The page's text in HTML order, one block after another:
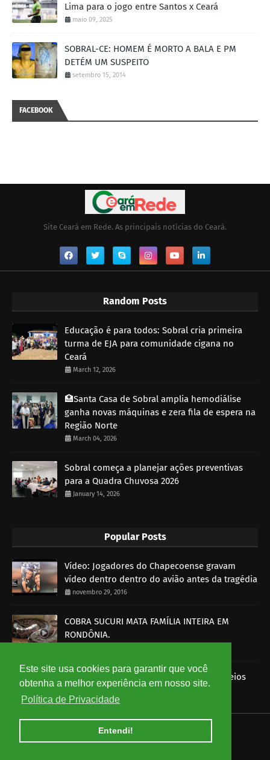
Este site usa cookies para garantir que você
obtenha a melhor experiência em nosso site.
Política de Privacidade
Entendi!
Lima para o jogo entre Santos x Ceará
maio 09, 2025
SOBRAL-CE: HOMEM É MORTO A BALA E PM
DETÉM UM SUSPEITO
setembro 15, 2014
FACEBOOK
Site Ceará em Rede. As principais notícias do Ceará.
Random Posts
Educação é para todos: Sobral cria primeira
turma de EJA para comunidade cigana no
Ceará
March 12, 2026
🏥Santa Casa de Sobral amplia hemodiálise
ganha novas máquinas e zera fila de espera na
Região Norte
March 04, 2026
Sobral começa a planejar ações preventivas
para a Quadra Chuvosa 2026
January 14, 2026
Popular Posts
Vídeo: Jogadores do Chapecoense gravam
vídeo dentro dentro do avião antes da tragédia
novembro 29, 2016
COBRA SUCURI MATA FAMÍLIA INTEIRA EM
RONDÔNIA.
Imagens mostram funcionários dos Correios
roubando encomendas
agosto 07, 2014
HOME ABOUT